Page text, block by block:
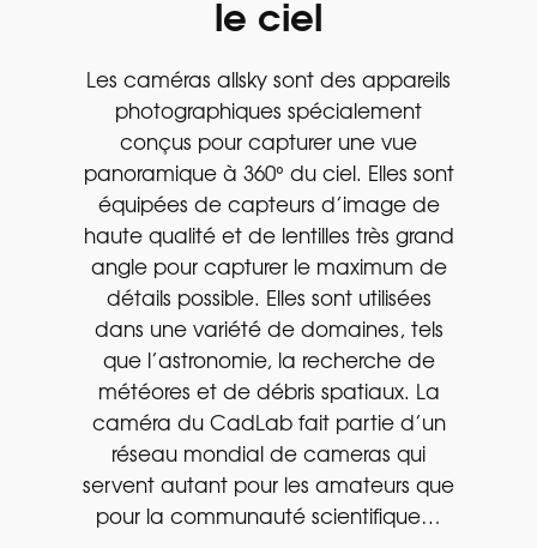
le ciel
Les caméras allsky sont des appareils
photographiques spécialement
conçus pour capturer une vue
panoramique à 360° du ciel. Elles sont
équipées de capteurs d’image de
haute qualité et de lentilles très grand
angle pour capturer le maximum de
détails possible. Elles sont utilisées
dans une variété de domaines, tels
que l’astronomie, la recherche de
météores et de débris spatiaux. La
caméra du CadLab fait partie d’un
réseau mondial de cameras qui
servent autant pour les amateurs que
pour la communauté scientifique…